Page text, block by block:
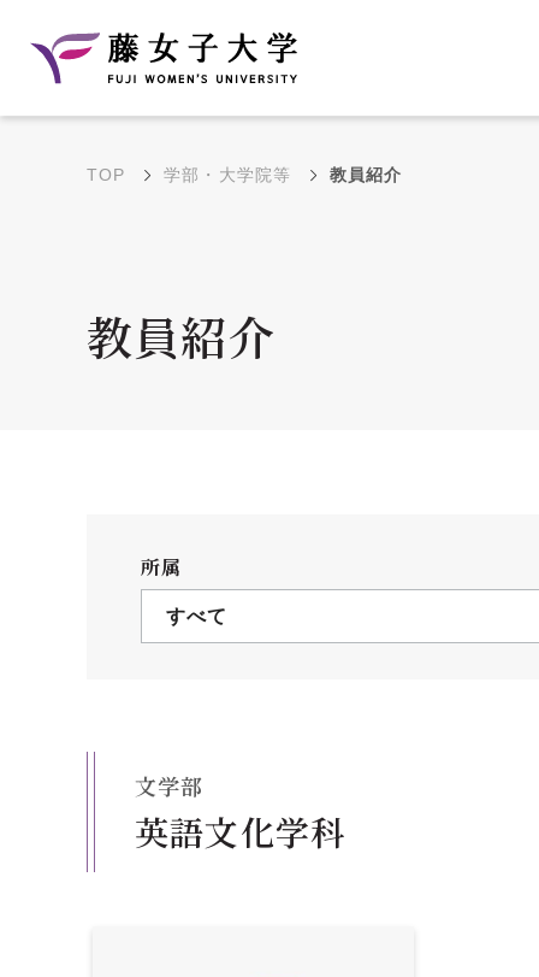
学部・学科の教育目的
大学院の教育目的
３Dパノラマビュー
取材・撮影依頼
メディア出演・掲載
刊行物
TOP 学部・大学院等 教員紹介
教員紹介
所属
すべて
文学部
英語文化学科